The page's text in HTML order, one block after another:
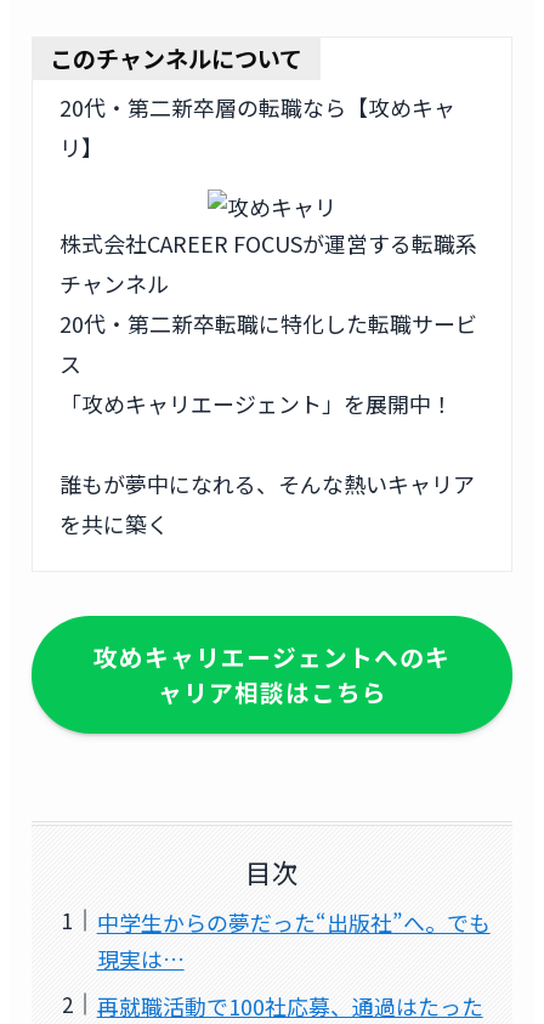
このチャンネルについて
20代・第二新卒層の転職なら【攻めキャ
リ】
株式会社CAREER FOCUSが運営する転職系
チャンネル
20代・第二新卒転職に特化した転職サービ
ス
「攻めキャリエージェント」を展開中！
誰もが夢中になれる、そんな熱いキャリア
を共に築く
攻めキャリエージェントへのキ
ャリア相談はこちら
目次
中学生からの夢だった“出版社”へ。でも
現実は…
再就職活動で100社応募、通過はたった